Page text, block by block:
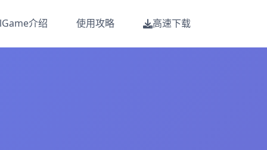
介绍 使用攻略 高速下载